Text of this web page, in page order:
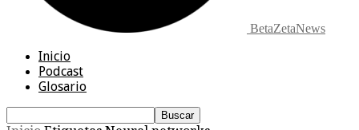
BetaZetaNews
Inicio
Podcast
Glosario